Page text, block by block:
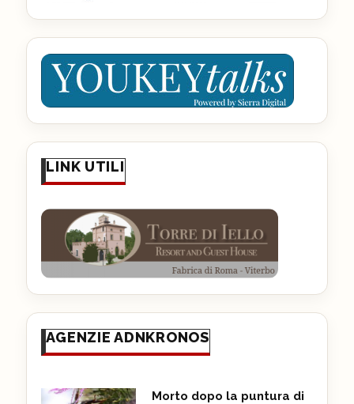
LINK UTILI
AGENZIE ADNKRONOS
Morto dopo la puntura di